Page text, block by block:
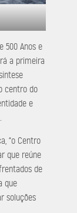
500 Anos e
a primeira
centro do
e
“o Centro
que reúne
de
que
soluções